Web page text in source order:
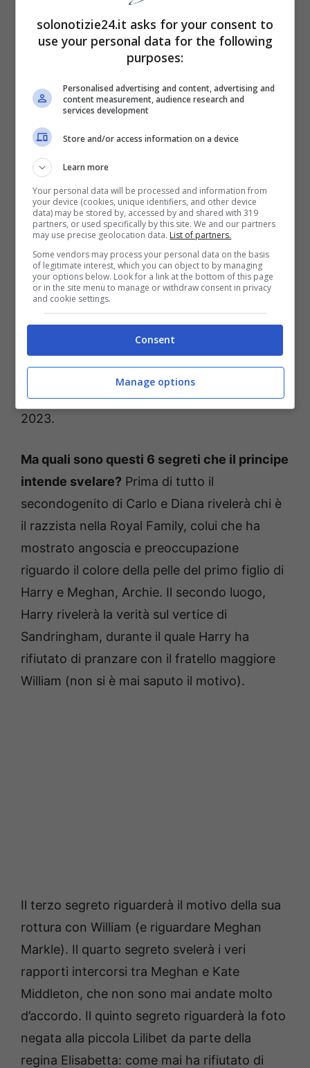
Il marito di Meghan Markle racconterà nel
suo libro gli intrighi di corte
madre Lady Diana, che lo ha per sempre
cambiato. Harry non ha intenzione di tacere
nemmeno sul suo rapporto con Carlo e
Camilla e sugli ultimi anni di tensione e guerra
aperta con la Royal Family. Insomma, ci sarà
moltissima carne al fuoco. Per questo,la casa
editrice Penguin Random House ha sborsato
ben 20 milioni dollari
per assicurarsi i diritti di
pubblicazione dell’opera, che promette di
diventare un bestseller assoluto. Il libro
dovrebbe vedere la luce nei primi mesi del
2023.
Ma quali sono questi 6 segreti che il principe
intende svelare? Prima di tutto il
secondogenito di Carlo e Diana rivelerà chi è
il razzista nella Royal Family, colui che ha
mostrato angoscia e preoccupazione
riguardo il colore della pelle del primo figlio di
Harry e Meghan, Archie. Il secondo luogo,
Harry rivelerà la verità sul vertice di
Sandringham, durante il quale Harry ha
rifiutato di pranzare con il fratello maggiore
William (non si è mai saputo il motivo).
Il terzo segreto riguarderà il motivo della sua
rottura con William (e riguardare Meghan
Markle). Il quarto segreto svelerà i veri
rapporti intercorsi tra Meghan e Kate
Middleton, che non sono mai andate molto
d’accordo. Il quinto segreto riguarderà la foto
negata alla piccola Lilibet da parte della
regina Elisabetta: come mai ha rifiutato di
solonotizie24.it asks for your consent to
use your personal data for the following
purposes:
Personalised advertising and content, advertising and
content measurement, audience research and
services development
Store and/or access information on a device
Learn more
Your personal data will be processed and information from
your device (cookies, unique identifiers, and other device
data) may be stored by, accessed by and shared with 319
partners, or used specifically by this site. We and our partners
may use precise geolocation data. List of partners.
Some vendors may process your personal data on the basis
of legitimate interest, which you can object to by managing
your options below. Look for a link at the bottom of this page
or in the site menu to manage or withdraw consent in privacy
and cookie settings.
Consent
Manage options